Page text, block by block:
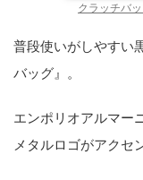
クラッチバ
普段使いがしやすい
バッグ』。
エンポリオアルマー
メタルロゴがアクセ